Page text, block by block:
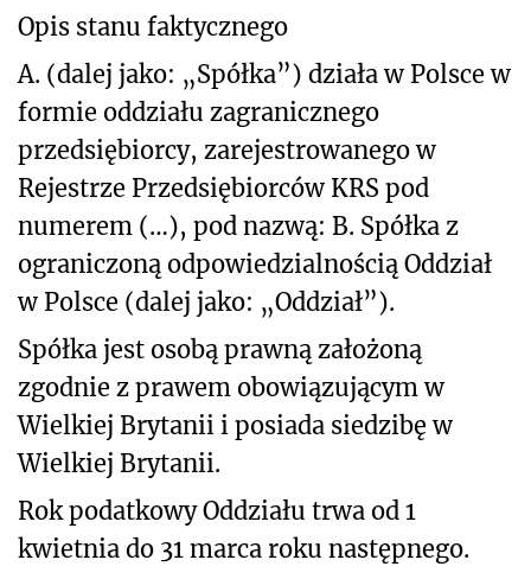
Opis stanu faktycznego
A. (dalej jako: „Spółka”) działa w Polsce w
formie oddziału zagranicznego
przedsiębiorcy, zarejestrowanego w
Rejestrze Przedsiębiorców KRS pod
numerem (…), pod nazwą: B. Spółka z
ograniczoną odpowiedzialnością Oddział
w Polsce (dalej jako: „Oddział”).
Spółka jest osobą prawną założoną
zgodnie z prawem obowiązującym w
Wielkiej Brytanii i posiada siedzibę w
Wielkiej Brytanii.
Rok podatkowy Oddziału trwa od 1
kwietnia do 31 marca roku następnego.